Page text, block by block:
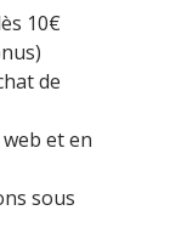
10€
de
et en
sous